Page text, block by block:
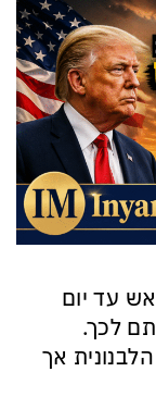
עד יום
לכך.
אך